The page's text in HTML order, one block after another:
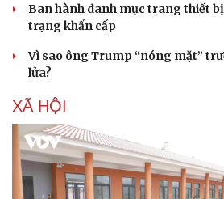
Ban hành danh mục trang thiết
trạng khẩn cấp
Vì sao ông Trump “nóng mặt”
lửa?
XÃ HỘI